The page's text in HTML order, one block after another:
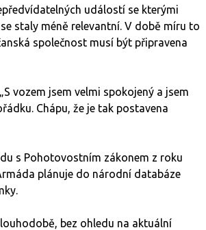
událostí se kterými
staly méně relevantní. V době míru to
společnost musí být připravena
vozem jsem velmi spokojený a jsem
Chápu, že je tak postavena
s Pohotovostním zákonem z roku
plánuje do národní databáze
bez ohledu na aktuální